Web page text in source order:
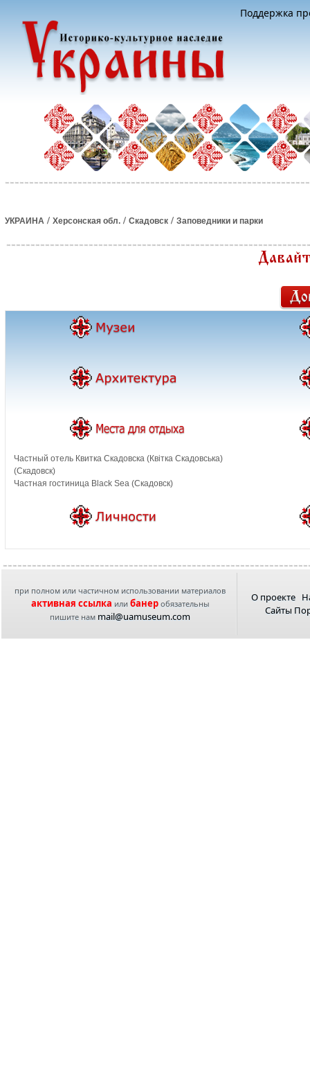
Поддержка
УКРАИНА / Херсонская обл. / Скадовск / Заповедники и парки
Частный отель Квитка Скадовска (Квiтка Скадовська)
(Скадовск)
Частная гостиница Black Sea (Скадовск)
при полном или частичном использовании материалов
активная ссылка или банеробязательны
пишите нам mail@uamuseum.com
О проекте
Сайты